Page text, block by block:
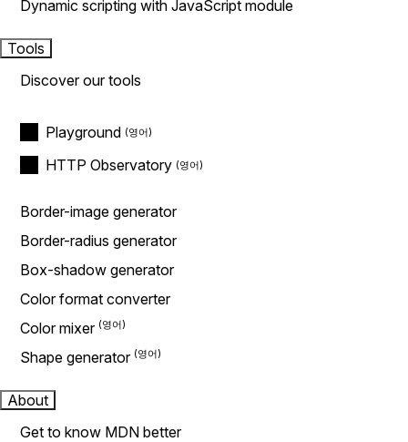
Dynamic scripting with JavaScript module
Tools
Discover our tools
Playground
HTTP Observatory
Border-image generator
Border-radius generator
Box-shadow generator
Color format converter
Color mixer
Shape generator
About
Get to know MDN better